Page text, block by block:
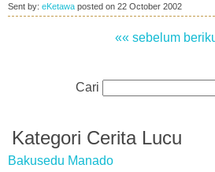
Sent by: eKetawa posted on 22 October 2002
«« sebelum
Cari
Kategori Cerita Lucu
Bakusedu Manado